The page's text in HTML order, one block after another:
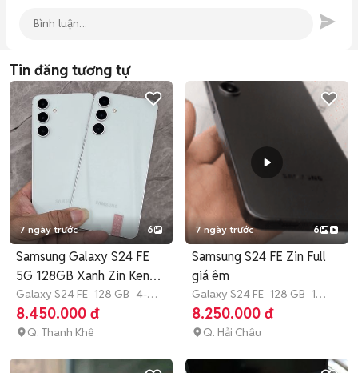
Tin đăng tương tự
7 ngày trước 6
Samsung Galaxy S24 FE
5G 128GB Xanh Zin Keng
99%
Galaxy S24 FE 128 GB 4-6
tháng
8.450.000 đ
Q. Thanh Khê
7 ngày trước 6
Samsung S24 FE Zin Full
giá êm
Galaxy S24 FE 128 GB 1
tháng
8.250.000 đ
Q. Hải Châu